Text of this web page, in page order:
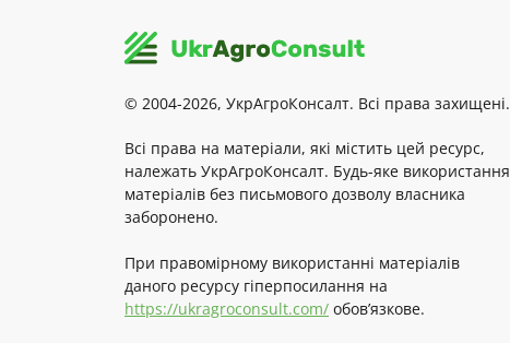
© 2004-2026, УкрАгроКонсалт. Всі права захищені.
Всі права на матеріали, які містить цей ресурс,
належать УкрАгроКонсалт. Будь-яке використання
матеріалів без письмового дозволу власника
заборонено.
При правомірному використанні матеріалів
даного ресурсу гіперпосилання на
https://ukragroconsult.com/ обов’язкове.